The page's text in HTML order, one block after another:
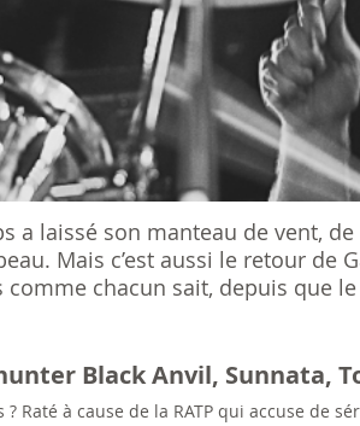
a laissé son manteau de vent,
Mais c’est aussi le retour de
chacun sait, depuis que
Black Anvil, Sunnata,
Raté à cause de la RATP qui accuse de